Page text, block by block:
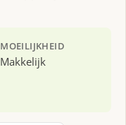
MOEILIJKHEID
Makkelijk